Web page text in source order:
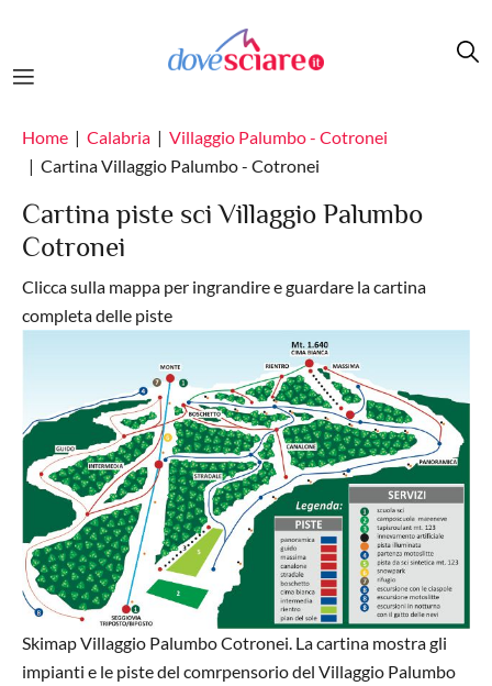
Home Calabria
Villaggio Palumbo - Cotronei
Cartina Villaggio Palumbo - Cotronei
Cartina piste sci Villaggio Palumbo
Cotronei
Clicca sulla mappa per ingrandire e guardare la cartina
completa delle piste
Skimap Villaggio Palumbo Cotronei. La cartina mostra gli
impianti e le piste del comrpensorio del Villaggio Palumbo